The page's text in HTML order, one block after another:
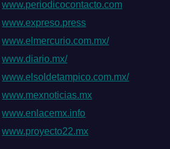
www.periodicocontacto.com
www.expreso.press
www.elmercurio.com.mx/
www.diario.mx/
www.elsoldetampico.com.mx/
www.mexnoticias.mx
www.enlacemx.info
www.proyecto22.mx